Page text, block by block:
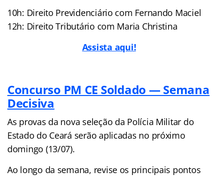
10h: Direito Previdenciário com Fernando Maciel
12h: Direito Tributário com Maria Christina
Assista aqui!
Concurso PM CE Soldado — Semana
Decisiva
As provas da nova seleção da Polícia Militar do
Estado do Ceará serão aplicadas no próximo
domingo (13/07).
Ao longo da semana, revise os principais pontos